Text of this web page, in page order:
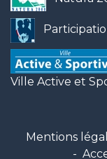
Ville Active et
Mentions
-